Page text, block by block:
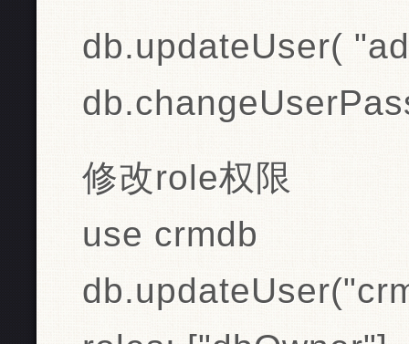
db.updateUser(
修改role权限
use crmdb